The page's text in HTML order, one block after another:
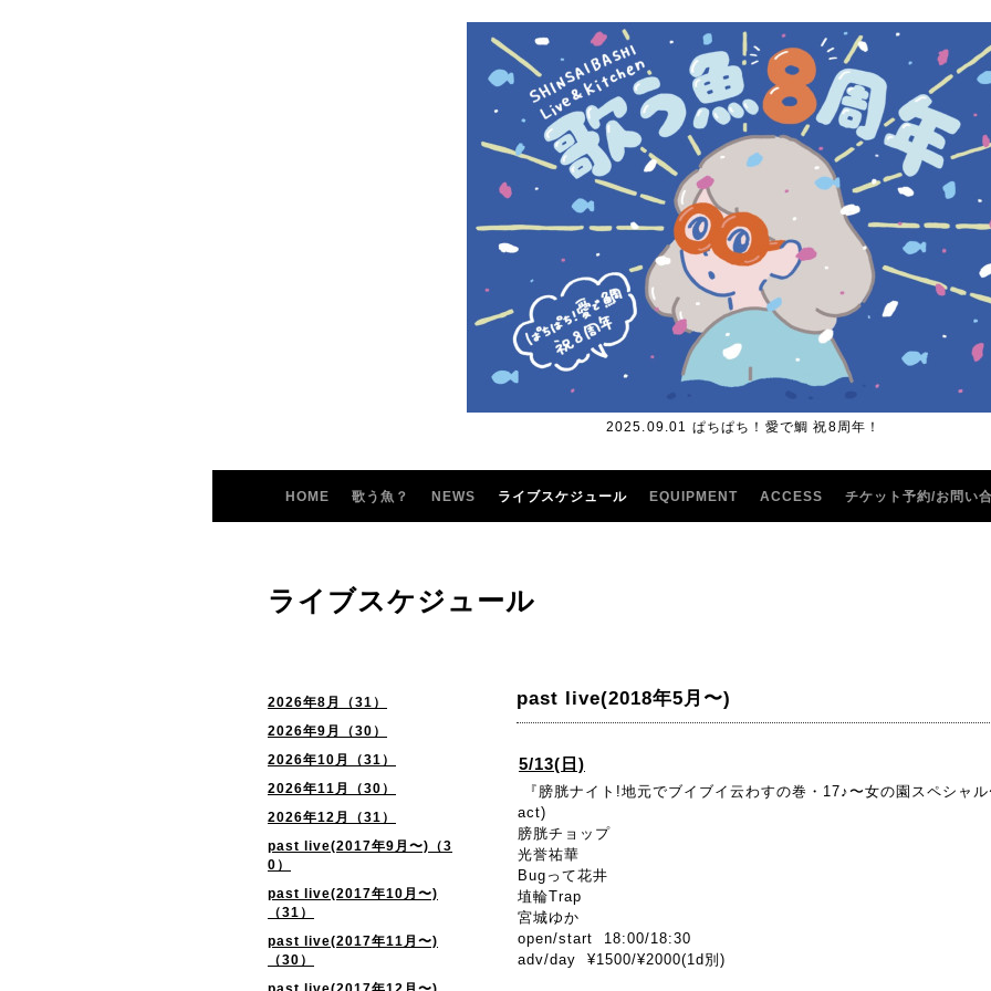
2025.09.01 ぱちぱち！愛で鯛 祝8周年！
HOME 歌う魚？ NEWS ライブスケジュール EQUIPMENT ACCESS チケット予約/お問い
2026年8月（31）
2026年9月（30）
2026年10月（31）
2026年11月（30）
2026年12月（31）
past live(2017年9月〜)（3
0）
past live(2017年10月〜)
（31）
past live(2017年11月〜)
（30）
ライブスケジュール
past live(2018年5月〜)
5/13(日)
『膀胱ナイト!地元でブイブイ云わすの巻・17♪〜女の園スペシャル
act)
膀胱チョップ
光誉祐華
Bugって花井
埴輪Trap
宮城ゆか
open/start 18:00/18:30
adv/day ¥1500/¥2000(1d別)